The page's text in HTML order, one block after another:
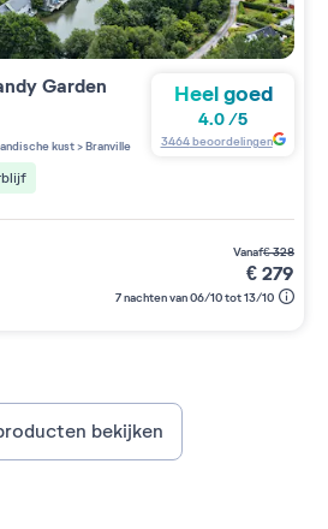
Garden
kust>Branville
Heel goed
4.0/5
3464beoordelingen
vanaf€328
€279
7 nachten van 06/10 tot 13/10
bekijken